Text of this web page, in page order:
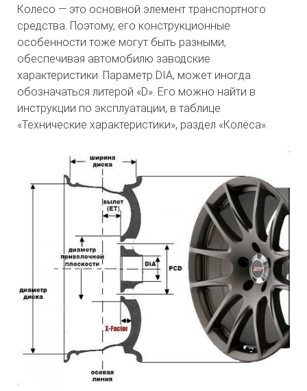
Колесо — это основной элемент транспортного
средства. Поэтому, его конструкционные
особенности тоже могут быть разными,
обеспечивая автомобилю заводские
характеристики. Параметр DIA, может иногда
обозначаться литерой «D». Его можно найти в
инструкции по эксплуатации, в таблице
«Технические характеристики», раздел «Колёса».